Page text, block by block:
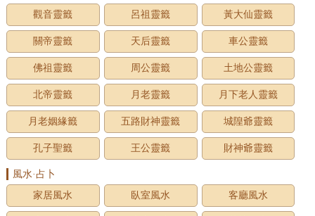
觀音靈籤
呂祖靈籤 黃大仙靈籤
關帝靈籤 天后靈籤 車公靈籤
佛祖靈籤 周公靈籤 土地公靈籤
北帝靈籤 月老靈籤 月下老人靈籤
月老姻緣籤 五路財神靈籤 城隍爺靈籤
孔子聖籤 王公靈籤 財神爺靈籤
風水·占卜
家居風水
臥室風水 客廳風水